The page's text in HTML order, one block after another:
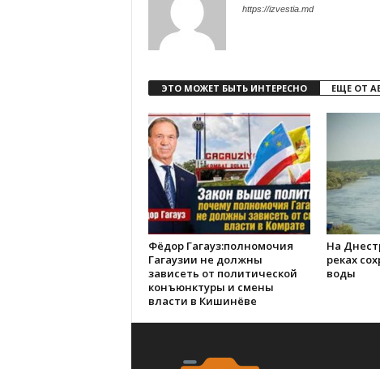
https://izvestia.md
ЭТО МОЖЕТ БЫТЬ ИНТЕРЕСНО ЕЩЕ ОТ
Фёдор Гагауз:полномочия
Гагаузии не должны
зависеть от политической
конъюнктуры и смены
власти в Кишинёве
На
реках
воды